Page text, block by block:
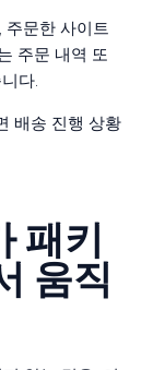
주문한 사이트
주문 내역 또
다.
배송 진행 상황
패키
움직